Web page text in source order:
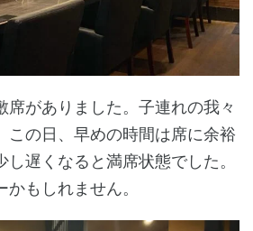
席がありました。子連れの我々
この日、早めの時間は席に余裕
遅くなると満席状態でした。
もしれません。